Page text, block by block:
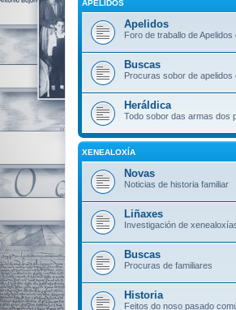
APELIDOS
Apelidos
Foro de traballo de
Buscas
Procuras sobor de apelidos
Heráldica
Todo sobor das armas dos
XENEALOXÍA
Novas
Noticias de historia familiar
Liñaxes
Investigación de
Buscas
Procuras de familiares
Historia
Feitos do noso pasado